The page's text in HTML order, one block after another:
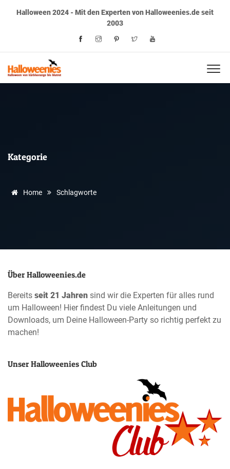
Halloween 2024 - Mit den Experten von Halloweenies.de seit
2003
Kategorie
Home Schlagworte
Über Halloweenies.de
Bereits seit 21 Jahren sind wir die Experten für alles rund
um Halloween! Hier findest Du viele Anleitungen und
Downloads, um Deine Halloween-Party so richtig perfekt zu
machen!
Unser Halloweenies Club